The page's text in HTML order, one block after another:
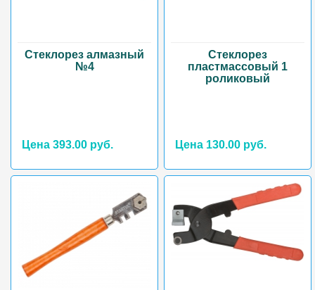
Стеклорез алмазный
№4
Цена 393.00 руб.
Стеклорез
пластмассовый 1
роликовый
Цена 130.00 руб.